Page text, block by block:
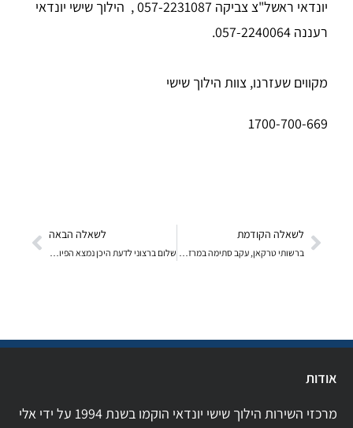
יונדאי ראשל"צ צביקה 057-2231087
, הילוך שישי יונדאי
רעננה 057-2240064
.
מקווים שעזרנו, צוות הילוך שישי
1700-700-669
לשאלה הקודמת לשאלה הבאה
אודות
מרכזי השירות הילוך שישי יונדאי הוקמו בשנת 1994 על ידי אלי